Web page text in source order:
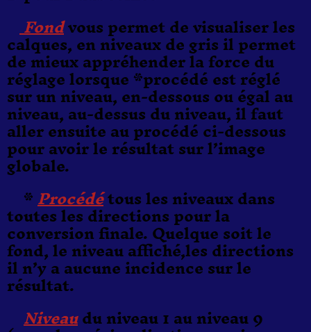
Fondvous permet de visualiser les
calques, en niveaux de gris il permet
de mieux appréhender la force du
réglage lorsque *procédé est réglé
sur un niveau, en-dessous ou égal au
niveau, au-dessus du niveau, il faut
aller ensuite au procédé ci-dessous
pour avoir le résultat sur l’image
globale.
*Procédétous les niveaux dans
toutes les directions pour la
conversion finale. Quelque soit le
fond, le niveau affiché,les directions
il n’y a aucune incidence sur le
résultat.
Niveaudu niveau 1 au niveau 9